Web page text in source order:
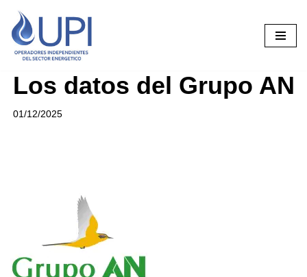
Saltar
al
Los datos del Grupo AN
01/12/2025